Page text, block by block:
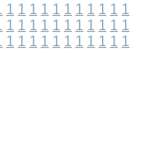
1 1 1 1 1 1 1 1 1 1 1
1 1 1 1 1 1 1 1 1 1 1
1 1 1 1 1 1 1 1 1 1 1